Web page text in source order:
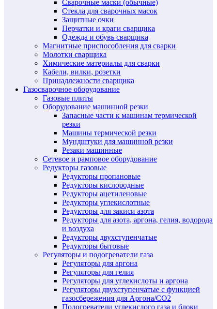
Сварочные маски (обычные)
Стекла для сварочных масок
Защитные очки
Перчатки и краги сварщика
Одежда и обувь сварщика
Магнитные приспособления для сварки
Молотки сварщика
Химические материалы для сварки
Кабели, вилки, розетки
Принадлежности сварщика
Газосварочное оборудование
Газовые плиты
Оборудование машинной резки
Запасные части к машинам термической
резки
Машины термической резки
Мундштуки для машинной резки
Резаки машинные
Сетевое и рамповое оборудование
Редукторы газовые
Редукторы пропановые
Редукторы кислородные
Редукторы ацетиленовые
Редукторы углекислотные
Редукторы для закиси азота
Редукторы для азота, аргона, гелия, водорода
и воздуха
Редукторы двухступенчатые
Редукторы бытовые
Регуляторы и подогреватели газа
Регуляторы для аргона
Регуляторы для гелия
Регуляторы для углекислоты и аргона
Регуляторы двухступенчатые c функцией
газосбережения для Аргона/СО2
Подогреватели углекислого газа и блоки